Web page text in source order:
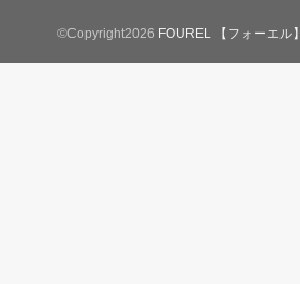
©Copyright2026 FOUREL 【フォーエル】